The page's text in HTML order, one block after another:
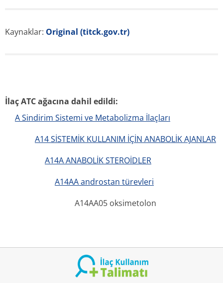
Kaynaklar: Original (titck.gov.tr)
İlaç ATC ağacına dahil edildi:
A Sindirim Sistemi ve Metabolizma İlaçları
A14 SİSTEMİK KULLANIM İÇİN ANABOLİK AJANLAR
A14A ANABOLİK STEROİDLER
A14AA androstan türevleri
A14AA05 oksimetolon